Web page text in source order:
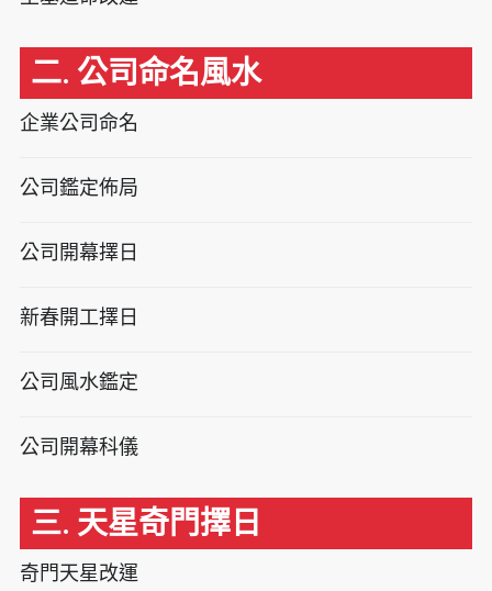
二. 公司命名風水
企業公司命名
公司鑑定佈局
公司開幕擇日
新春開工擇日
公司風水鑑定
公司開幕科儀
三. 天星奇門擇日
奇門天星改運